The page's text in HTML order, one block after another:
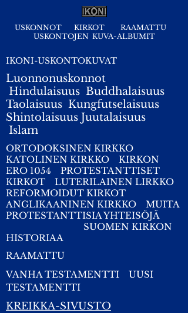
USKONNOT KIRKOT
RAAMATTU
USKONTOJEN KUVA-ALBUMIT
IKONI-USKONTOKUVAT
Luonnonuskonnot
Hindulaisuus Buddhalaisuus
Taolaisuus Kungfutselaisuus
Shintolaisuus Juutalaisuus
Islam
ORTODOKSINEN KIRKKO
KATOLINEN KIRKKO
KIRKON
ERO 1054
PROTESTANTTISET
KIRKOT
LUTERILAINEN LIRKKO
REFORMOIDUT KIRKOT
ANGLIKAANINEN KIRKKO
MUITA
PROTESTANTTISIA YHTEISÖJÄ
SUOMEN KIRKON
HISTORIAA
RAAMATTU
VANHA TESTAMENTTI
UUSI
TESTAMENTTI
KREIKKA-SIVUSTO